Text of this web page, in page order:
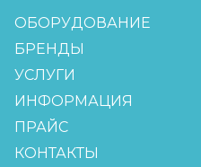
ОБОРУДОВАНИЕ
БРЕНДЫ
УСЛУГИ
ИНФОРМАЦИЯ
ПРАЙС
КОНТАКТЫ